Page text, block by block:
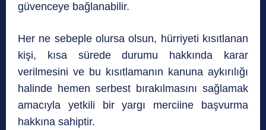
güvenceye bağlanabilir.
Her ne sebeple olursa olsun, hürriyeti kısıtlanan
kişi, kısa sürede durumu hakkında karar
verilmesini ve bu kısıtlamanın kanuna aykırılığı
halinde hemen serbest bırakılmasını sağlamak
amacıyla yetkili bir yargı merciine başvurma
hakkına sahiptir.